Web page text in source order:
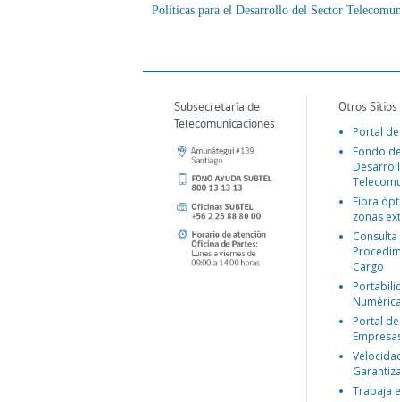
Políticas para el Desarrollo del Sector
Subsecretaría de
Telecomunicaciones
Otros
Portal
Fondo
Fibra
zonas
Consulta
Cargo
Portal
Trabaja